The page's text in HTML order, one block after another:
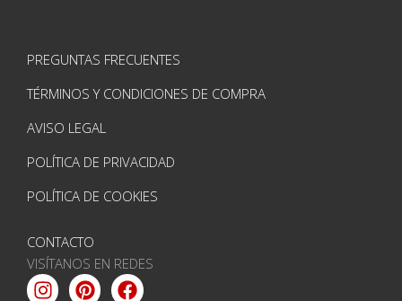
PREGUNTAS FRECUENTES
TÉRMINOS Y CONDICIONES DE COMPRA
AVISO LEGAL
POLÍTICA DE PRIVACIDAD
POLÍTICA DE COOKIES
CONTACTO
VISÍTANOS EN REDES
Instagram
PinterestFacebook